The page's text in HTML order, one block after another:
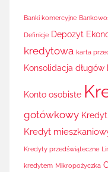
Banki komercyjne
Definicje Depozyt
kredytowa karta
Konsolidacja długów
Konto osobiste
gotówkowy
Kredyt
Kredyty przedświąteczne
kredytem Mikropożyczka